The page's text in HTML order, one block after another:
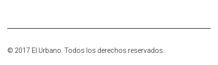
© 2017 El Urbano. Todos los derechos reservados.